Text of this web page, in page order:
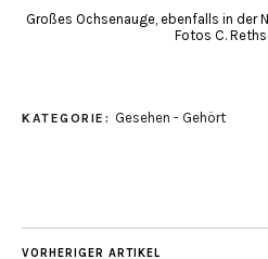
Großes Ochsenauge, ebenfalls in der
Fotos C.
KATEGORIE: Gesehen - Gehört
VORHERIGER ARTIKEL